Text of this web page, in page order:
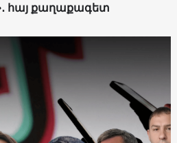
հայ քաղաքագետ